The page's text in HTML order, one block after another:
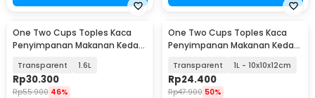
One Two Cups Toples Kaca
Penyimpanan Makanan Kedap
Transparent 1.6L
Rp30.300
Rp55.900 46%
One Two Cups Toples Kaca
Penyimpanan Makanan Kedap
Transparent 1L - 10x10x12cm
Rp24.400
Rp47.900 50%